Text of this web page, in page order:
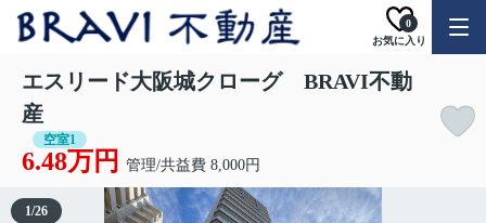
お気に入り
0
エスリード大阪城クローグ BRAVI不動
産
空室1
6.48万円 管理/共益費 8,000円
1/26